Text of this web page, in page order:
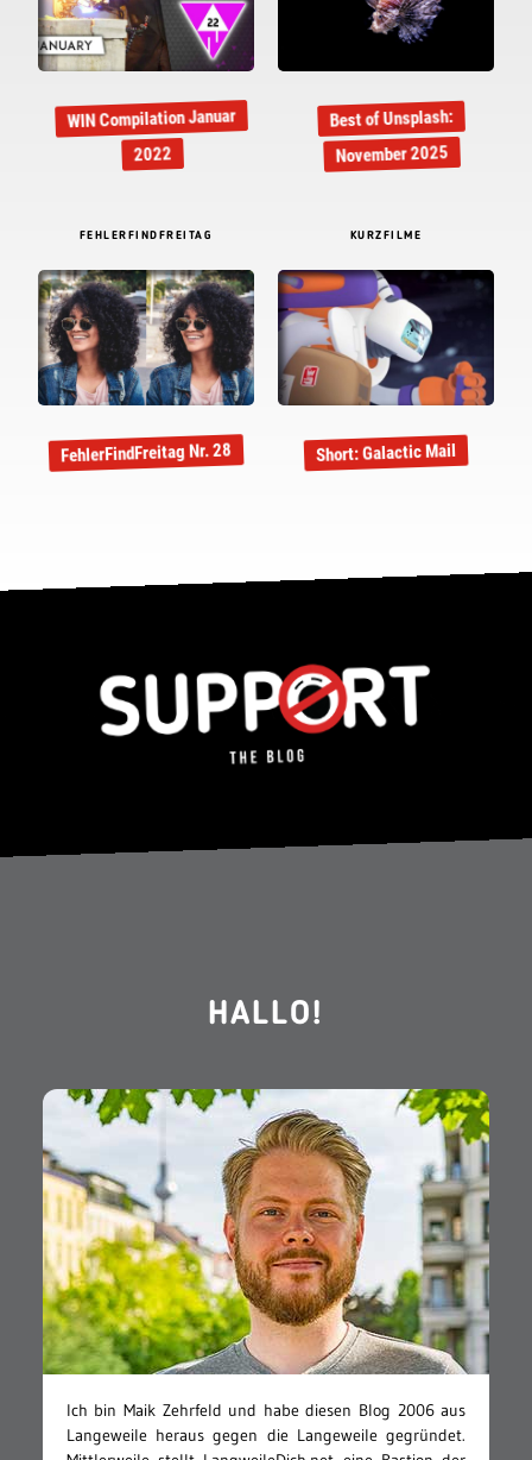
WIN Compilation Januar
2022
Best of Unsplash:
November 2025
FEHLERFINDFREITAG
FehlerFindFreitag Nr. 28
KURZFILME
Short: Galactic Mail
HALLO!
Ich bin Maik Zehrfeld und habe diesen Blog 2006 aus
Langeweile heraus gegen die Langeweile gegründet.